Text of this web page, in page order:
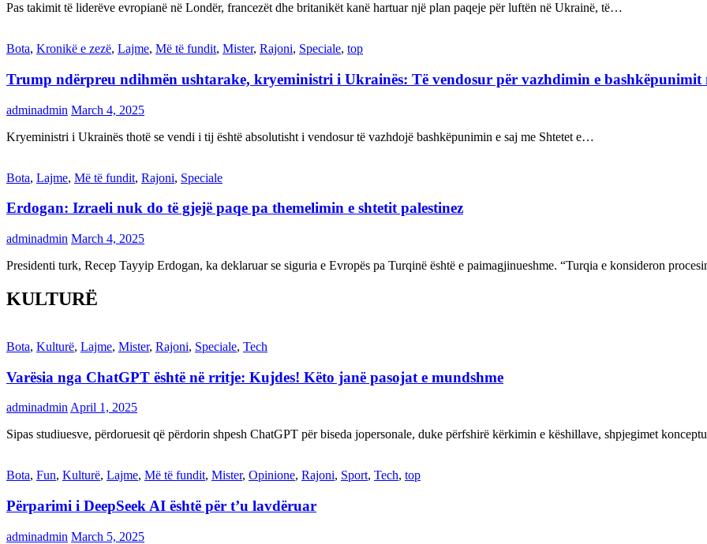
Pas takimit të liderëve evropianë në Londër, francezët dhe britanikët kanë hartuar një plan paqeje për luftën në Ukrainë, të…
Bota, Kronikë e zezë, Lajme, Më të fundit, Mister, Rajoni, Speciale, top
Trump ndërpreu ndihmën ushtarake, kryeministri i Ukrainës: Të vendosur për vazhdimin e bashkëpunimit
adminadmin March 4, 2025
Kryeministri i Ukrainës thotë se vendi i tij është absolutisht i vendosur të vazhdojë bashkëpunimin e saj me Shtetet e…
Bota, Lajme, Më të fundit, Rajoni, Speciale
Erdogan: Izraeli nuk do të gjejë paqe pa themelimin e shtetit palestinez
adminadmin March 4, 2025
Presidenti turk, Recep Tayyip Erdogan, ka deklaruar se siguria e Evropës pa Turqinë është e paimagjinueshme. “Turqia e konsideron
KULTURË
Bota, Kulturë, Lajme, Mister, Rajoni, Speciale, Tech
Varësia nga ChatGPT është në rritje: Kujdes! Këto janë pasojat e mundshme
adminadmin April 1, 2025
Sipas studiuesve, përdoruesit që përdorin shpesh ChatGPT për biseda jopersonale, duke përfshirë kërkimin e këshillave, shpjegimet
Bota, Fun, Kulturë, Lajme, Më të fundit, Mister, Opinione, Rajoni, Sport, Tech, top
Përparimi i DeepSeek AI është për t’u lavdëruar
adminadmin March 5, 2025